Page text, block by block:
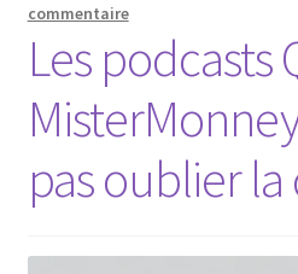
commentaire
Les podcasts
pas oublier